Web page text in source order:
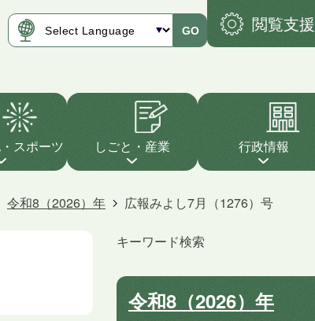
GO 閲覧支援
スポーツ しごと・産業 行政情報
令和8（2026）年 広報みよし7月（1276）号
キーワード検索
令和8（2026）年